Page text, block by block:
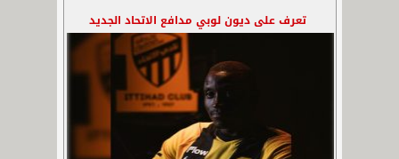
تعرف على ديون لوبي مدافع الاتحاد الجديد